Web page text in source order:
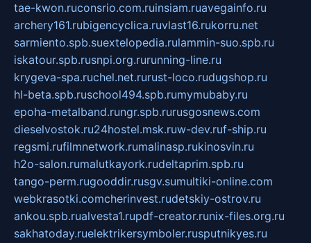
tae-kwon.ruconsrio.com.ruinsiam.ruavegainfo.ru
archery161.rubigencyclica.ruvlast16.rukorru.net
sarmiento.spb.suextelopedia.rulammin-suo.spb.ru
iskatour.spb.rusnpi.org.rurunning-line.ru
krygeva-spa.ruchel.net.rurust-loco.rudugshop.ru
hl-beta.spb.ruschool494.spb.rumymubaby.ru
epoha-metalband.rungr.spb.rurusgosnews.com
dieselvostok.ru24hostel.msk.ruw-dev.ruf-ship.ru
regsmi.rufilmnetwork.rumalinasp.rukinosvin.ru
h2o-salon.rumalutkayork.rudeltaprim.spb.ru
tango-perm.rugooddir.rusgv.sumultiki-online.com
webkrasotki.comcherinvest.rudetskiy-ostrov.ru
ankou.spb.rualvesta1.rupdf-creator.runix-files.org.ru
sakhatoday.ruelektrikersymboler.rusputnikyes.ru